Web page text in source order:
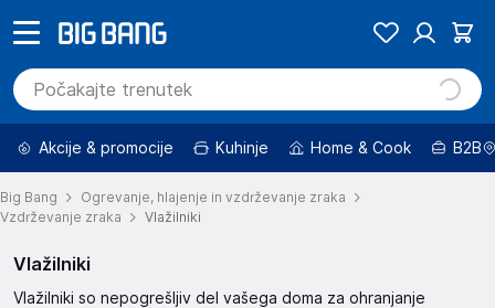
Akcije & promocije Kuhinje Home & Cook B2B
Big Bang
Ogrevanje, hlajenje in vzdrževanje zraka
Vzdrževanje zraka
Vlažilniki
Vlažilniki
Vlažilniki so nepogrešljiv del vašega doma za ohranjanje